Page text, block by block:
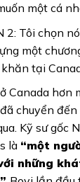
một cá
2: Tôi chọn
một
tại
Canada hơn
chuyển
Kỹ sư gốc
là “một
những